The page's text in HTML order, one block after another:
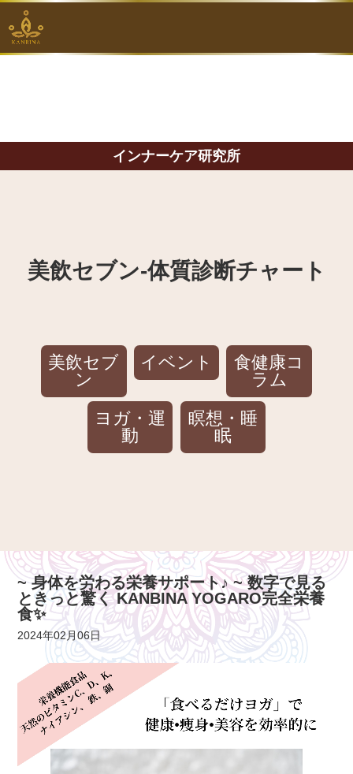
インナーケア研究所
美飲セブン‐体質診断チャート
美飲セブ
ン
イベント
食健康コ
ラム
ヨガ・運
動
瞑想・睡
眠
~ 身体を労わる栄養サポート♪ ~ 数字で見る
ときっと驚く KANBINA YOGARO完全栄養
食✨
2024年02月06日